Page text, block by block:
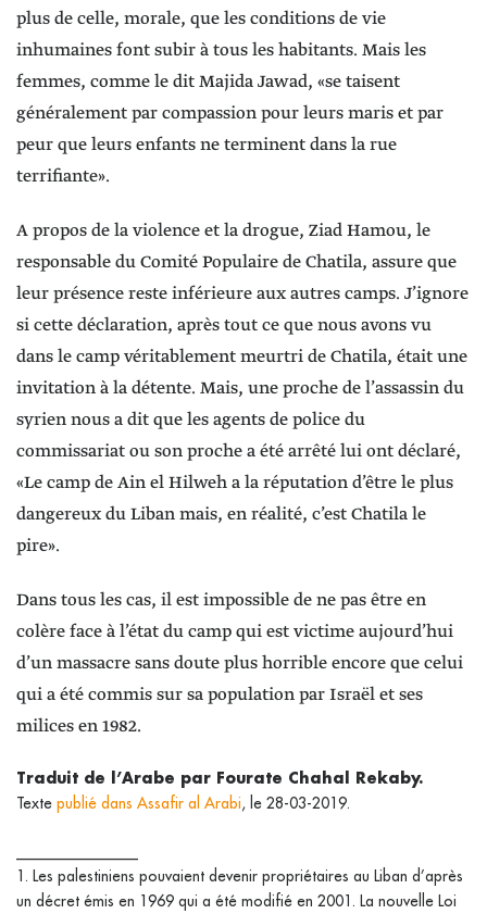
plus de celle, morale, que les conditions de vie
inhumaines font subir à tous les habitants. Mais les
femmes, comme le dit Majida Jawad, «se taisent
généralement par compassion pour leurs maris et par
peur que leurs enfants ne terminent dans la rue
terrifiante».
A propos de la violence et la drogue, Ziad Hamou, le
responsable du Comité Populaire de Chatila, assure que
leur présence reste inférieure aux autres camps. J’ignore
si cette déclaration, après tout ce que nous avons vu
dans le camp véritablement meurtri de Chatila, était une
invitation à la détente. Mais, une proche de l’assassin du
syrien nous a dit que les agents de police du
commissariat ou son proche a été arrêté lui ont déclaré,
«Le camp de Ain el Hilweh a la réputation d’être le plus
dangereux du Liban mais, en réalité, c’est Chatila le
pire».
Dans tous les cas, il est impossible de ne pas être en
colère face à l’état du camp qui est victime aujourd’hui
d’un massacre sans doute plus horrible encore que celui
qui a été commis sur sa population par Israël et ses
milices en 1982.
Traduit de l’Arabe par Fourate Chahal Rekaby.
Texte publié dans Assafir al Arabi, le 28-03-2019.
1. Les palestiniens pouvaient devenir propriétaires au Liban d’après
un décret émis en 1969 qui a été modifié en 2001. La nouvelle Loi